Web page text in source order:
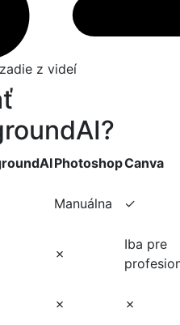
z videí
PhotoshopCanva
Manuálna ✓
✗
Iba pre
✗ ✗